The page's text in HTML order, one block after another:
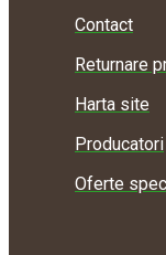
Contact
Returnare
Harta site
Producatori
Oferte